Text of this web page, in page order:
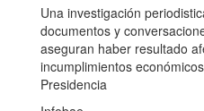
Una investigación
documentos y
aseguran haber resultado
incumplimientos
Presidencia